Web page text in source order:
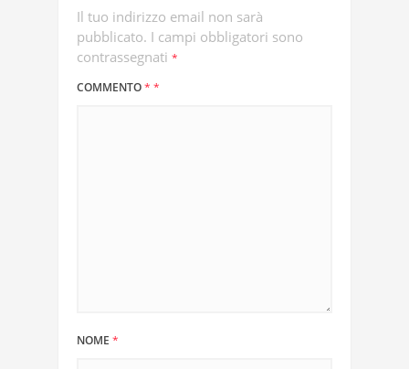
Il tuo indirizzo email non sarà
pubblicato. I campi obbligatori sono
contrassegnati *
COMMENTO* *
NOME *